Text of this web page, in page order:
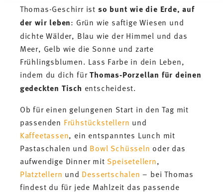
Thomas-Geschirr ist so bunt wie die Erde, auf
der wir leben: Grün wie saftige Wiesen und
dichte Wälder, Blau wie der Himmel und das
Meer, Gelb wie die Sonne und zarte
Frühlingsblumen. Lass Farbe in dein Leben,
indem du dich fürThomas-Porzellan für deinen
gedeckten Tisch entscheidest.
Ob für einen gelungenen Start in den Tag mit
passenden Frühstückstellern und
Kaffeetassen, ein entspanntes Lunch mit
Pastaschalen und Bowl Schüsseln oder das
aufwendige Dinner mit Speisetellern,
Platztellern und Dessertschalen – bei Thomas
findest du für jede Mahlzeit das passende